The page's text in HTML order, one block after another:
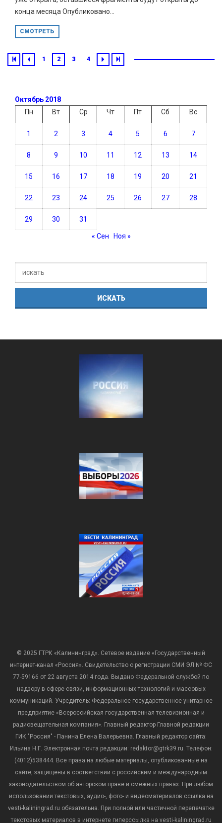
конца месяца Опубликовано...
СМОТРЕТЬ
1 2 3 4
Октябрь 2018
Пн
Вт Ср Чт Пт Сб Вс
1 2 3 4 5 6 7
8 9 10 11 12 13 14
15 16 17 18 19 20 21
22 23 24 25 26 27 28
29 30 31
« Сен Ноя »
© 2025 ГТРК «Калининград». Сетевое издание «Государственный
интернет-канал «Россия». Свидетельство о регистрации СМИ ЭЛ № ФС
77-59166 от 22 августа 2014 года. Выдано Федеральной службой по
надзору в сфере связи, информационных технологий и массовых
коммуникаций. Учредитель: Федеральное государственное унитарное
предприятие «Всероссийская государственная телевизионная и
радиовещательная компания». Главный редактор Главной редакции
ГИК "Россия" - Панина Елена Валерьевна. Главный редактор сайта:
Ильина Н.Г. Электронная почта редакции: redaktor@gtrk39.ru. Телефон:
(4012)538444. Все права на любые материалы, опубликованные на
сайте, защищены в соответствии с российским и международным
законодательством об авторском праве и смежных правах. При любом
использовании текстовых, аудио-, фото- и видеоматериалов ссылка на
vesti-kaliningrad.ru обязательна. При полной или частичной перепечатке
текстовых материалов в интернете гиперссылка на vesti-kaliningrad.ru